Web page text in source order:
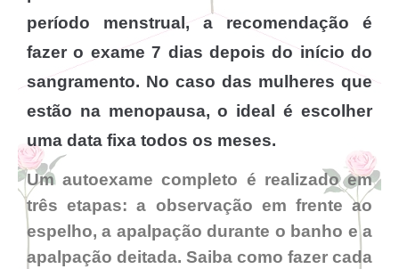
período menstrual, a recomendação é
fazer o exame 7 dias depois do início do
sangramento. No caso das mulheres que
estão na menopausa, o ideal é escolher
uma data fixa todos os meses.
Um autoexame completo é realizado em
três etapas: a observação em frente ao
espelho, a apalpação durante o banho e a
apalpação deitada. Saiba como fazer cada